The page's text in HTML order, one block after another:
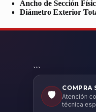
Ancho de Sección
Diámetro Exterior
```
🛡️
COMPRA
Atención
técnica